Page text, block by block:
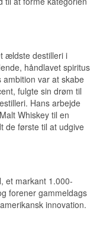
lang, varm og let sødlig.
Straight Bourbon
ældste destilleri i
håndlavet spiritus
ambition var at skabe
fulgte sin drøm til
Hans arbejde
Whiskey til en
de første til at udgive
et markant 1.000-
forener gammeldags
innovation.